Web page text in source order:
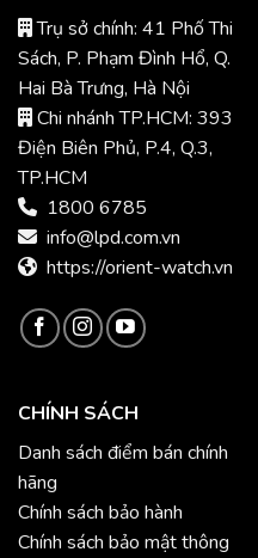
Trụ sở chính: 41 Phố Thi
Sách, P. Phạm Đình Hổ, Q.
Hai Bà Trưng, Hà Nội
Chi nhánh TP.HCM: 393
Điện Biên Phủ, P.4, Q.3,
TP.HCM
1800 6785
info@lpd.com.vn
https://orient-watch.vn
CHÍNH SÁCH
Danh sách điểm bán chính
hãng
Chính sách bảo hành
Chính sách bảo mật thông